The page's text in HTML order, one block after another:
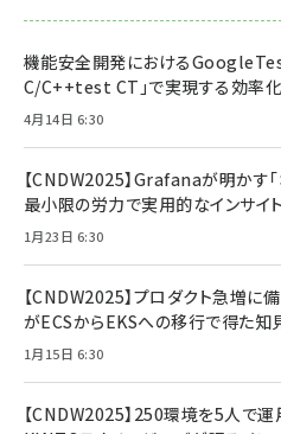
機能安全開発における
C/C++test CT」で実現する効率
4月14日 6:30
【CNDW2025】Grafanaが明かす
最小限の労力で実用的なインサイ
1月23日 6:30
【CNDW2025】プロダクト急増に
がECSからEKSへの移行で得た知
1月15日 6:30
【CNDW2025】250環境を5人で